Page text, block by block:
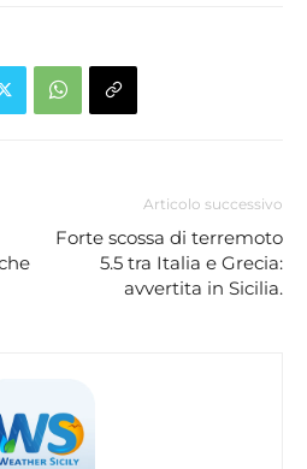
Articolo successivo
Forte scossa di terremoto
5.5 tra Italia e Grecia:
avvertita in Sicilia.